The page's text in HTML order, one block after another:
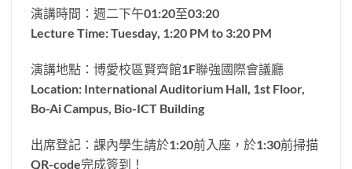
演講時間：週二下午01:20至03:20
Lecture Time: Tuesday, 1:20 PM to 3:20 PM
演講地點：博愛校區賢齊館1F聯強國際會議廳
Location: International Auditorium Hall, 1st Floor,
Bo-Ai Campus, Bio-ICT Building
出席登記：課內學生請於1:20前入座，於1:30前掃描
QR-code完成簽到！